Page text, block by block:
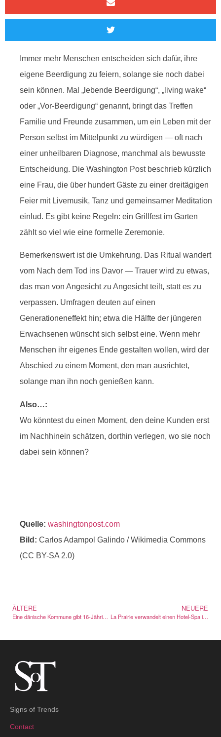
Immer mehr Menschen entscheiden sich dafür, ihre
eigene Beerdigung zu feiern, solange sie noch dabei
sein können. Mal „lebende Beerdigung“, „living wake“
oder „Vor-Beerdigung“ genannt, bringt das Treffen
Familie und Freunde zusammen, um ein Leben mit der
Person selbst im Mittelpunkt zu würdigen — oft nach
einer unheilbaren Diagnose, manchmal als bewusste
Entscheidung. Die Washington Post beschrieb kürzlich
eine Frau, die über hundert Gäste zu einer dreitägigen
Feier mit Livemusik, Tanz und gemeinsamer Meditation
einlud. Es gibt keine Regeln: ein Grillfest im Garten
zählt so viel wie eine formelle Zeremonie.
Bemerkenswert ist die Umkehrung. Das Ritual wandert
vom Nach dem Tod ins Davor — Trauer wird zu etwas,
das man von Angesicht zu Angesicht teilt, statt es zu
verpassen. Umfragen deuten auf einen
Generationeneffekt hin; etwa die Hälfte der jüngeren
Erwachsenen wünscht sich selbst eine. Wenn mehr
Menschen ihr eigenes Ende gestalten wollen, wird der
Abschied zu einem Moment, den man ausrichtet,
solange man ihn noch genießen kann.
Also…:
Wo könntest du einen Moment, den deine Kunden erst
im Nachhinein schätzen, dorthin verlegen, wo sie noch
dabei sein können?
Quelle: washingtonpost.com
Bild: Carlos Adampol Galindo / Wikimedia Commons
(CC BY-SA 2.0)
ÄLTERE
Eine dänische Kommune gibt 16-Jährigen ein App-ähnliches Mitspracherecht
NEUERE
La Prairie verwandelt einen Hotel-Spa in seine eigene Destination
Signs of Trends
Contact